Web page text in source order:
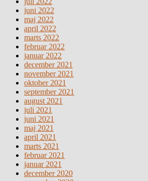
juni 2022
maj 2022
april 2022
marts 2022
februar 2022
januar 2022
december 2021
november 2021
oktober 2021
september 2021
august 2021
juli 2021
juni 2021
maj 2021
april 2021
marts 2021
februar 2021
januar 2021
december 2020